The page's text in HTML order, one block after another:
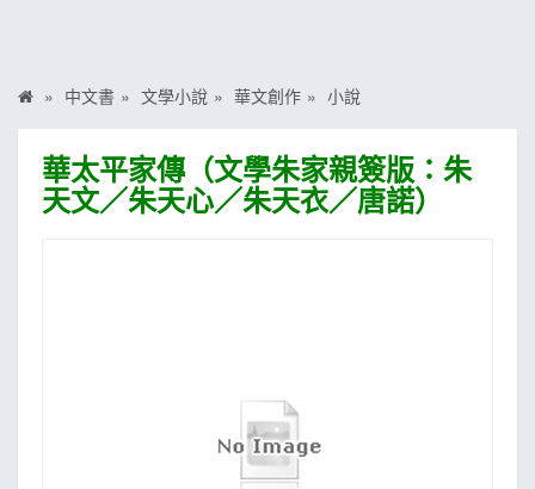
中文書 文學小說 華文創作 小說
華太平家傳（文學朱家親簽版：朱
天文／朱天心／朱天衣／唐諾）